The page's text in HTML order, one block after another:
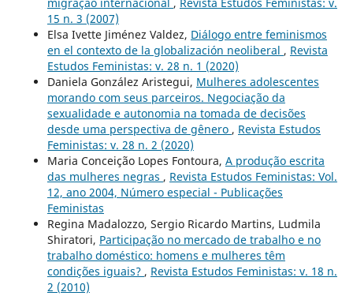
migração internacional , Revista Estudos Feministas: v.
15 n. 3 (2007)
Elsa Ivette Jiménez Valdez, Diálogo entre feminismos
en el contexto de la globalización neoliberal , Revista
Estudos Feministas: v. 28 n. 1 (2020)
Daniela González Aristegui, Mulheres adolescentes
morando com seus parceiros. Negociação da
sexualidade e autonomia na tomada de decisões
desde uma perspectiva de gênero , Revista Estudos
Feministas: v. 28 n. 2 (2020)
Maria Conceição Lopes Fontoura, A produção escrita
das mulheres negras , Revista Estudos Feministas: Vol.
12, ano 2004, Número especial - Publicações
Feministas
Regina Madalozzo, Sergio Ricardo Martins, Ludmila
Shiratori, Participação no mercado de trabalho e no
trabalho doméstico: homens e mulheres têm
condições iguais? , Revista Estudos Feministas: v. 18 n.
2 (2010)